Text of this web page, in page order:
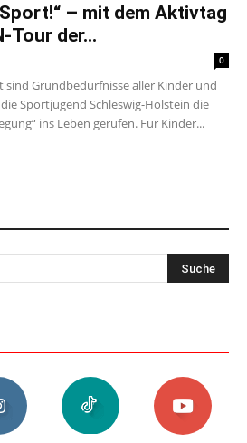
– mit dem Aktivtag
Tour der...
0
sind Grundbedürfnisse aller Kinder und
Sportjugend Schleswig-Holstein die
ins Leben gerufen. Für Kinder...